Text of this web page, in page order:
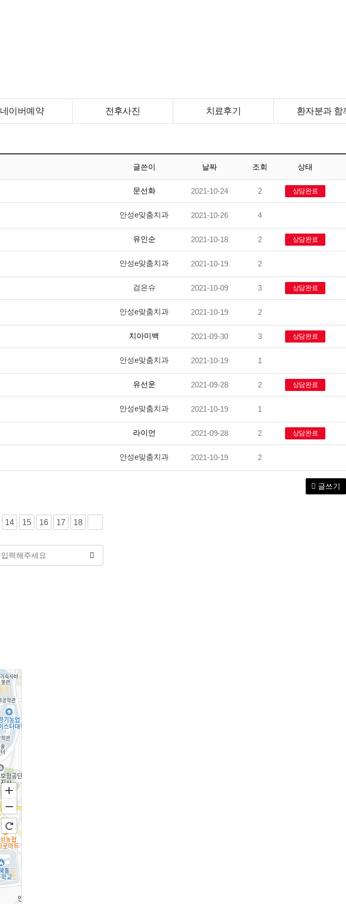
네이버예약 전후사진 치료후기 환자분과 함
글쓴이 날짜 조회 상태
문선화 2021-10-24 2 상담완료
안성e맞춤치과 2021-10-26 4
유인순 2021-10-18 2 상담완료
안성e맞춤치과 2021-10-19 2
검은슈 2021-10-09 3 상담완료
안성e맞춤치과 2021-10-19 2
치아미백 2021-09-30 3 상담완료
안성e맞춤치과 2021-10-19 1
유선운 2021-09-28 2 상담완료
안성e맞춤치과 2021-10-19 1
라이언 2021-09-28 2 상담완료
안성e맞춤치과 2021-10-19 2
글쓰기
14 15 16 17 18